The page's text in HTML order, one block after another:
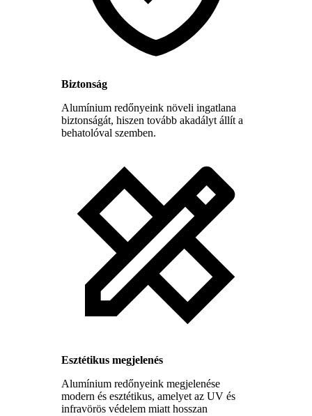
Biztonság
Alumínium redőnyeink növeli ingatlana
biztonságát, hiszen tovább akadályt állít a
behatolóval szemben.
Esztétikus megjelenés
Alumínium redőnyeink megjelenése
modern és esztétikus, amelyet az UV és
infravörös védelem miatt hosszan